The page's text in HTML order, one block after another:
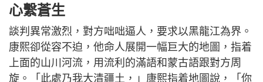
心繫蒼生
談判異常激烈，對方咄咄逼人，要求以黑龍江為界。
康熙卻從容不迫，他命人展開一幅巨大的地圖，指着
上面的山川河流，用流利的滿語和蒙古語跟對方周
旋。「此處乃我大清疆土，」康熙指着地圖說，「你